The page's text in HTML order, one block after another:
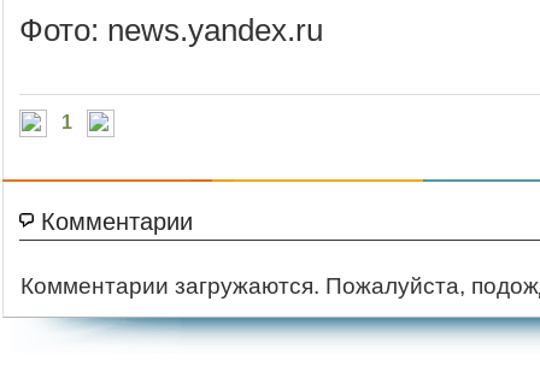
Фото: news.yandex.ru
1
Комментарии
Комментарии загружаются. Пожалуйста,